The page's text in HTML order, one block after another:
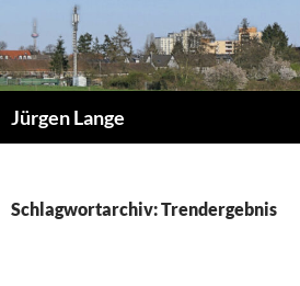
Inhalt
springen
Jürgen Lange
Schlagwortarchiv: Trendergebnis